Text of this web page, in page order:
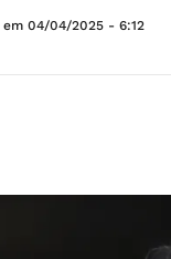
04/04/2025 - 6:12